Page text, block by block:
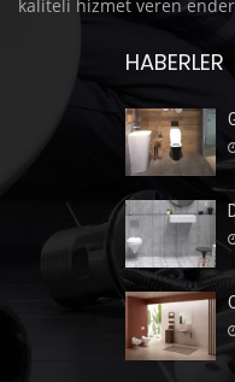
kaliteli hizmet veren
HABERLER